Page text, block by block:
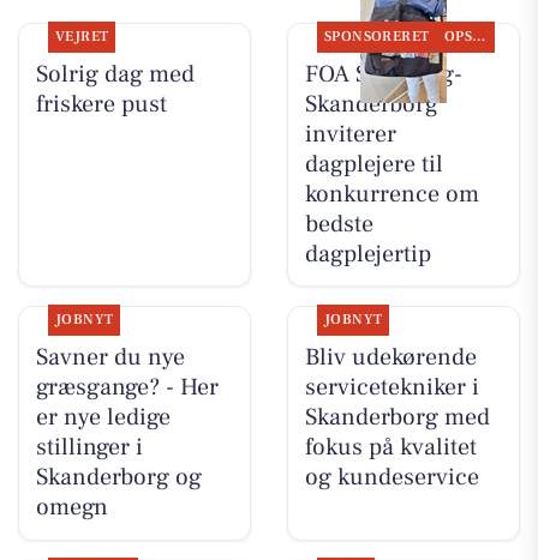
VEJRET
Solrig dag med
friskere pust
SPONSORERET OPSLAGSTAVLEN
FOA Silkeborg-
Skanderborg
inviterer
dagplejere til
konkurrence om
bedste
dagplejertip
JOBNYT
Savner du nye
græsgange? - Her
er nye ledige
stillinger i
Skanderborg og
omegn
JOBNYT
Bliv udekørende
servicetekniker i
Skanderborg med
fokus på kvalitet
og kundeservice